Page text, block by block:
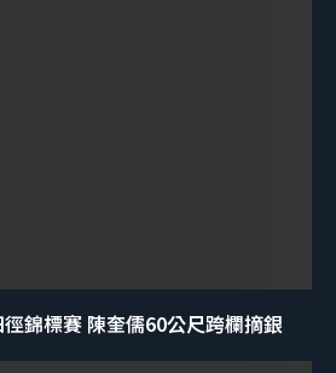
錦標賽 陳奎儒60公尺跨欄摘銀